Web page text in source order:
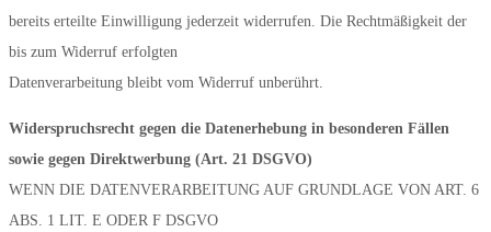
bereits erteilte Einwilligung jederzeit widerrufen. Die Rechtmäßigkeit der
bis zum Widerruf erfolgten
Datenverarbeitung bleibt vom Widerruf unberührt.
Widerspruchsrecht gegen die Datenerhebung in besonderen Fällen
sowie gegen Direktwerbung (Art. 21 DSGVO)
WENN DIE DATENVERARBEITUNG AUF GRUNDLAGE VON ART. 6
ABS. 1 LIT. E ODER F DSGVO